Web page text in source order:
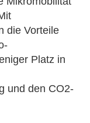
die Vorteile
Platz in
und den CO2-